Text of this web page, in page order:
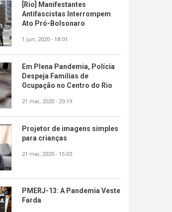
[Rio] Manifestantes
Antifascistas Interrompem
Ato Pró-Bolsonaro
1 jun, 2020 - 18:01
Em Plena Pandemia, Polícia
Despeja Famílias de
Ocupação no Centro do Rio
21 mai, 2020 - 20:19
Projetor de imagens simples
para crianças
21 mai, 2020 - 15:03
PMERJ-13: A Pandemia Veste
Farda